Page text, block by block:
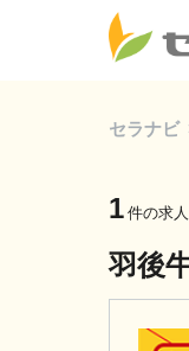
セラナビ
1 件の求
羽後